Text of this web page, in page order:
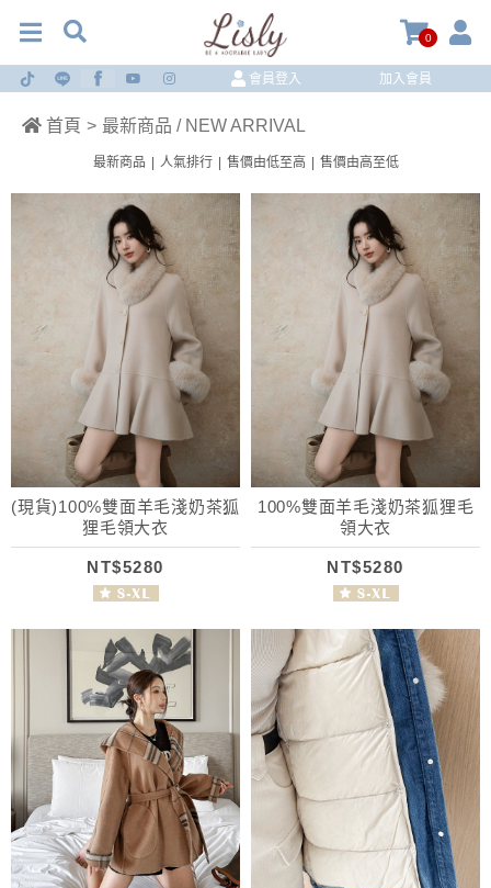
0
會員登入 加入會員
首頁 > 最新商品 / NEW ARRIVAL
最新商品 人氣排行 售價由低至高 售價由高至低
(現貨)100%雙面羊毛淺奶茶狐
狸毛領大衣
NT$5280
100%雙面羊毛淺奶茶狐狸毛
領大衣
NT$5280